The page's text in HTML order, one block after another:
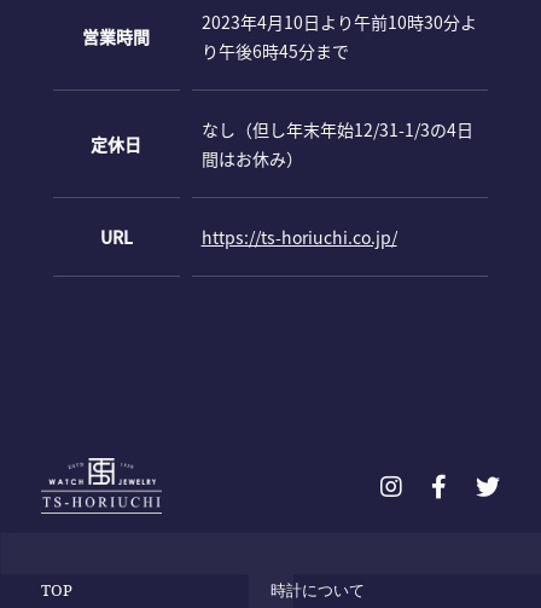
営業時間
2023年4月10日より午前10時30分よ
り午後6時45分まで
定休日
なし（但し年末年始12/31-1/3の4日
間はお休み）
URL https://ts-horiuchi.co.jp/
TOP 時計について